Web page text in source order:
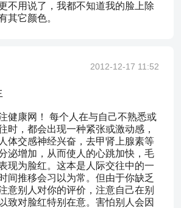
不用说了，我都不知道我的脸上除
其它颜色。
2012-12-17 11:52
健康网！ 每个人在与自己不熟悉或
时，都会出现一种紧张或激动感，
体交感神经兴奋，去甲肾上腺素等
泌增加，从而使人的心跳加快，毛
现为脸红。这本是人际交往中的一
间推移会习以为常。但由于你缺乏
意别人对你的评价，注意自己在别
致对脸红特别在意。害怕别人会因